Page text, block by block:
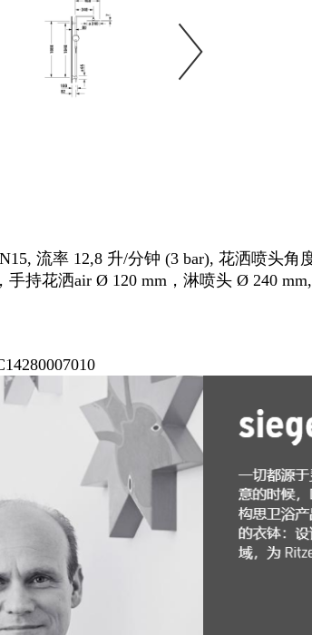
流率 12,8 升/分钟 (3 bar), 花洒喷头
持花洒air Ø 120 mm，淋喷头 Ø 240